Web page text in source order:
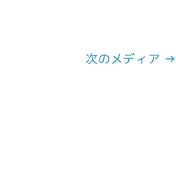
次のメディア →